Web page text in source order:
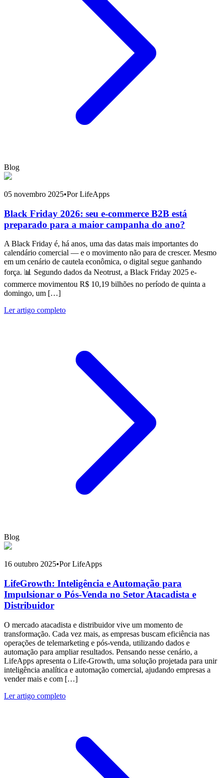
Blog
05 novembro 2025•Por LifeApps
Black Friday 2026: seu e-commerce B2B está
preparado para a maior campanha do ano?
A Black Friday é, há anos, uma das datas mais importantes do
calendário comercial — e o movimento não para de crescer. Mesmo
em um cenário de cautela econômica, o digital segue ganhando
força. 📊 Segundo dados da Neotrust, a Black Friday 2025 e-
commerce movimentou R$ 10,19 bilhões no período de quinta a
domingo, um […]
Ler artigo completo
Blog
16 outubro 2025•Por LifeApps
LifeGrowth: Inteligência e Automação para
Impulsionar o Pós-Venda no Setor Atacadista e
Distribuidor
O mercado atacadista e distribuidor vive um momento de
transformação. Cada vez mais, as empresas buscam eficiência nas
operações de telemarketing e pós-venda, utilizando dados e
automação para ampliar resultados. Pensando nesse cenário, a
LifeApps apresenta o Life-Growth, uma solução projetada para unir
inteligência analítica e automação comercial, ajudando empresas a
vender mais e com […]
Ler artigo completo